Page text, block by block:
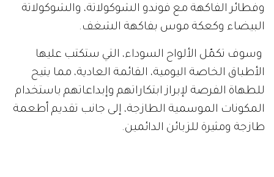
وفطائر الفاكهة مع فوندو الشوكولاتة، والشوكولاتة
البيضاء وكعكة موس بفاكهة الشغف.
وسوف تكمّل الألواح السوداء، التي ستكتب عليها
الأطباق الخاصة اليومية، القائمة العادية، مما يتيح
للطهاة الفرصة لإبراز ابتكاراتهم وإبداعاتهم باستخدام
المكونات الموسمية الطازجة، إلى جانب تقديم أطعمة
طازجة ومثيرة للزبائن الدائمين.